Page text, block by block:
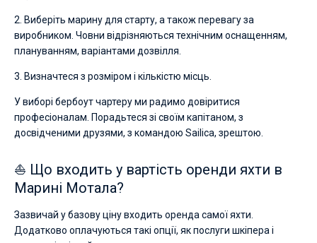
2. Виберіть марину для старту, а також перевагу за
виробником. Човни відрізняються технічним оснащенням,
плануванням, варіантами дозвілля.
3. Визначтеся з розміром і кількістю місць.
У виборі бербоут чартеру ми радимо довіритися
професіоналам. Порадьтеся зі своїм капітаном, з
досвідченими друзями, з командою Sailica, зрештою.
⛵ Що входить у вартість оренди яхти в
Марині Мотала?
Зазвичай у базову ціну входить оренда самої яхти.
Додатково оплачуються такі опції, як послуги шкіпера і